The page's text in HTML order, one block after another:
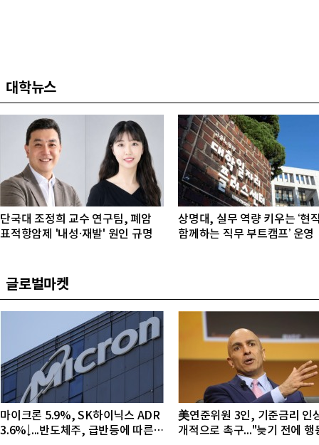
대학뉴스
단국대 조정희 교수 연구팀, 폐암
표적항암제 '내성·재발' 원인 규명
상명대, 실무 역량 키우는 ‘현
함께하는 직무 부트캠프’ 운영
글로벌마켓
마이크론 5.9%, SK하이닉스 ADR
3.6%↓...반도체주, 급반등에 따른
美연준위원 3인, 기준금리 인
개적으로 촉구..."늦기 전에 행